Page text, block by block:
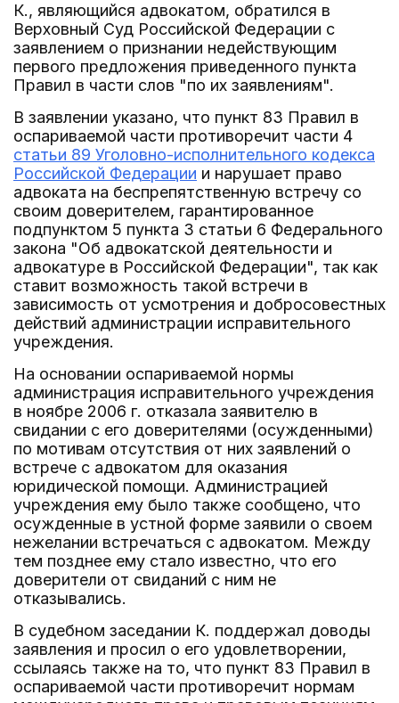
К., являющийся адвокатом, обратился в
Верховный Суд Российской Федерации с
заявлением о признании недействующим
первого предложения приведенного пункта
Правил в части слов "по их заявлениям".
В заявлении указано, что пункт 83 Правил в
оспариваемой части противоречит части 4
статьи 89 Уголовно-исполнительного кодекса
Российской Федерации и нарушает право
адвоката на беспрепятственную встречу со
своим доверителем, гарантированное
подпунктом 5 пункта 3 статьи 6 Федерального
закона "Об адвокатской деятельности и
адвокатуре в Российской Федерации", так как
ставит возможность такой встречи в
зависимость от усмотрения и добросовестных
действий администрации исправительного
учреждения.
На основании оспариваемой нормы
администрация исправительного учреждения
в ноябре 2006 г. отказала заявителю в
свидании с его доверителями (осужденными)
по мотивам отсутствия от них заявлений о
встрече с адвокатом для оказания
юридической помощи. Администрацией
учреждения ему было также сообщено, что
осужденные в устной форме заявили о своем
нежелании встречаться с адвокатом. Между
тем позднее ему стало известно, что его
доверители от свиданий с ним не
отказывались.
В судебном заседании К. поддержал доводы
заявления и просил о его удовлетворении,
ссылаясь также на то, что пункт 83 Правил в
оспариваемой части противоречит нормам